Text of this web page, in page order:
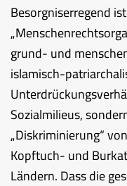
Besorgniserregend
grund- und
islamisch-
Sozialmilieus,
„Diskriminierung“
Kopftuch- und
Ländern. Dass die